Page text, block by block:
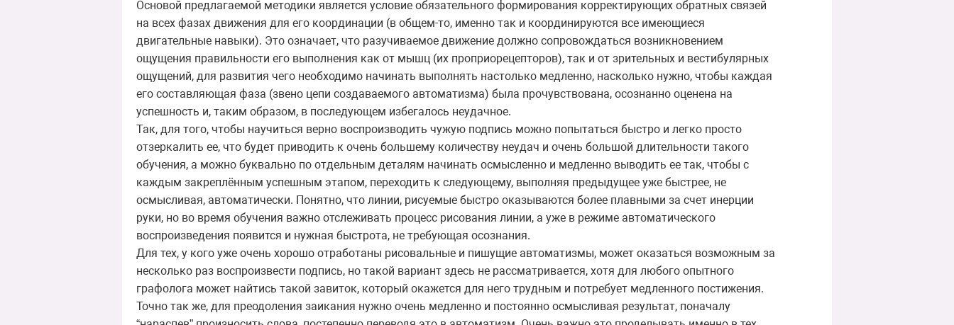
Основой предлагаемой методики является условие обязательного формирования корректирующих обратных связей
на всех фазах движения для его координации (в общем-то, именно так и координируются все имеющиеся
двигательные навыки). Это означает, что разучиваемое движение должно сопровождаться возникновением
ощущения правильности его выполнения как от мышц (их проприорецепторов), так и от зрительных и вестибулярных
ощущений, для развития чего необходимо начинать выполнять настолько медленно, насколько нужно, чтобы каждая
его составляющая фаза (звено цепи создаваемого автоматизма) была прочувствована, осознанно оценена на
успешность и, таким образом, в последующем избегалось неудачное.
Так, для того, чтобы научиться верно воспроизводить чужую подпись можно попытаться быстро и легко просто
отзеркалить ее, что будет приводить к очень большему количеству неудач и очень большой длительности такого
обучения, а можно буквально по отдельным деталям начинать осмысленно и медленно выводить ее так, чтобы с
каждым закреплённым успешным этапом, переходить к следующему, выполняя предыдущее уже быстрее, не
осмысливая, автоматически. Понятно, что линии, рисуемые быстро оказываются более плавными за счет инерции
руки, но во время обучения важно отслеживать процесс рисования линии, а уже в режиме автоматического
воспроизведения появится и нужная быстрота, не требующая осознания.
Для тех, у кого уже очень хорошо отработаны рисовальные и пишущие автоматизмы, может оказаться возможным за
несколько раз воспроизвести подпись, но такой вариант здесь не рассматривается, хотя для любого опытного
графолога может найтись такой завиток, который окажется для него трудным и потребует медленного постижения.
Точно так же, для преодоления заикания нужно очень медленно и постоянно осмысливая результат, поначалу